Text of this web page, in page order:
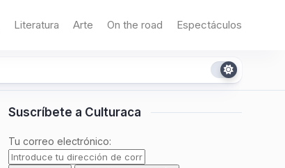
Literatura Arte On the road Espectáculos
Suscríbete a Culturaca
Tu correo electrónico: